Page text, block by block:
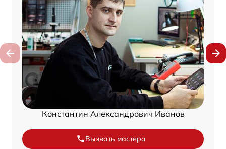
Константин Александрович Иванов
Вызвать мастера